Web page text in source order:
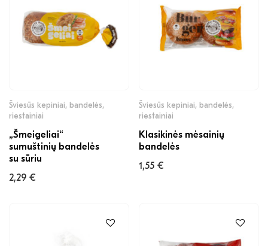
Šviesūs kepiniai, bandelės,
riestainiai
„Šmeigeliai“
sumuštinių bandelės
su sūriu
2,29 €
Šviesūs kepiniai, bandelės,
riestainiai
Klasikinės mėsainių
bandelės
1,55 €